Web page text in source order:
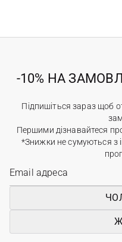
-10% НА
Підпишіться зараз щоб
Першими дізнавайтеся
*Знижки не сумуються з